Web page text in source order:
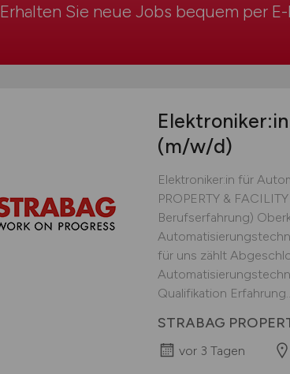
Erhalten Sie neue Jobs bequem per
(m/w/d)
Elektroniker:in für
PROPERTY &
Berufserfahrung)
für uns zählt
Qualifikation
STRABAG
vor 3 Tagen